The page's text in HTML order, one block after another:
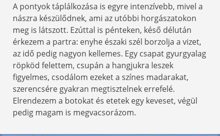
A pontyok táplálkozása is egyre intenzívebb, mivel a
nászra készülődnek, ami az utóbbi horgászatokon
meg is látszott. Ezúttal is pénteken, késő délután
érkezem a partra: enyhe északi szél borzolja a vizet,
az idő pedig nagyon kellemes. Egy csapat gyurgyalag
röpköd felettem, csupán a hangjukra leszek
figyelmes, csodálom ezeket a színes madarakat,
szerencsére gyakran megtisztelnek errefelé.
Elrendezem a botokat és etetek egy keveset, végül
pedig magam is megvacsorázom.